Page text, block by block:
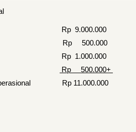
baju Rp 9.000.000
Rp 500.000
Rp 1.000.000
Rp 500.000+
Operasional Rp 11.000.000